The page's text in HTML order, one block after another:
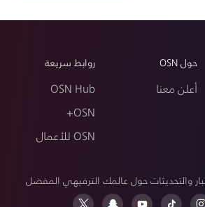
حول OSN
أعلن معنا
روابط سريعة
OSN Hub
OSN+
OSN للأعمال
والتحديثات حول عالمك الترفيهي المفضل